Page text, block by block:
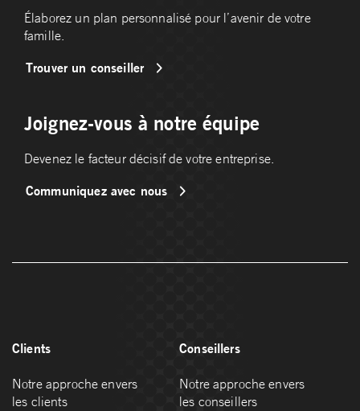
Élaborez un plan personnalisé pour l’avenir de votre
famille.
Trouver un conseiller
Joignez-vous à notre équipe
Devenez le facteur décisif de votre entreprise.
Communiquez avec nous
Clients
Notre approche envers
les clients
Conseillers
Notre approche envers
les conseillers